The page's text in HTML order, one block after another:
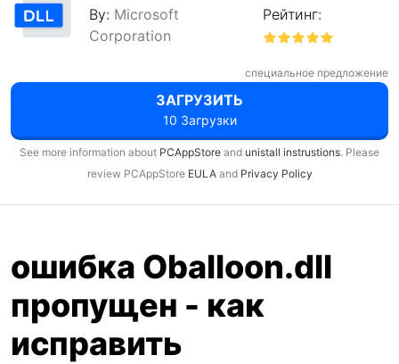
By: Microsoft
Corporation
Рейтинг:
специальное предложение
ЗАГРУЗИТЬ
10 Загрузки
See more information about PCAppStore and unistall instrustions. Please
review PCAppStore EULAand Privacy Policy
ошибка Oballoon.dll
пропущен - как
исправить